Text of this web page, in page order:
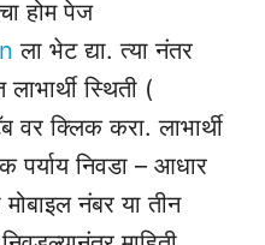
होम पेज
ला भेट द्या. त्या नंतर
स्थिती (
क्लिक करा. लाभार्थी
पर्याय निवडा – आधार
नंबर या तीन